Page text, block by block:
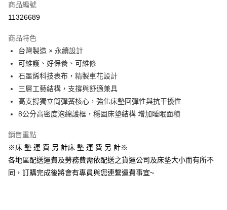
信用卡分期付款
合作金庫商業銀行
華南商業銀行
上海商業儲蓄銀行
國泰世華商業銀行
臺灣中小企業銀行
匯豐（台灣）商業銀行
華泰商業銀行
聯邦商業銀行
遠東國際商業銀行
元大商業銀行
永豐商業銀行
台新國際商業銀行
台灣樂天信用卡公司
6 期 0 利率 每期
華南商業銀行
上海商業儲蓄銀行
國泰世華商業銀行
臺灣中小企業銀行
台中商業銀行
匯豐（台灣）商業銀行
華泰商業銀行
元大商業銀行
玉山商業銀行
台灣樂天信用卡公司
LINE Pay
Apple Pay
悠遊付
Google Pay
全盈+PAY
商品編號
11326689
商品特色
台灣製造 × 永續設計
可維護、好保養、可維修
石墨烯科技表布，精製車花設計
三層工藝結構，支撐與舒適兼具
高支撐獨立筒彈簧核心，強化床墊回彈性與抗干擾性
8公分高密度泡綿護框，穩固床墊結構 增加睡眠面積
銷售重點
※床 墊 運 費 另 計床 墊 運 費 另 計※
各地區配送運費及勞務費需依配送之貨運公司及床墊大小而有所不
同，訂購完成後將會有專員與您連繫運費事宜~